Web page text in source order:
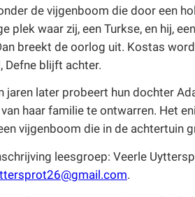
de vijgenboom die door een
plek waar zij, een Turkse, en hij,
breekt de oorlog uit. Kostas
Defne blijft achter.
jaren later probeert hun dochter
haar familie te ontwarren. Het
vijgenboom die in de achtertuin
leesgroep: Veerle
.